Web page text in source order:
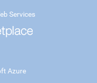
Services
Azure